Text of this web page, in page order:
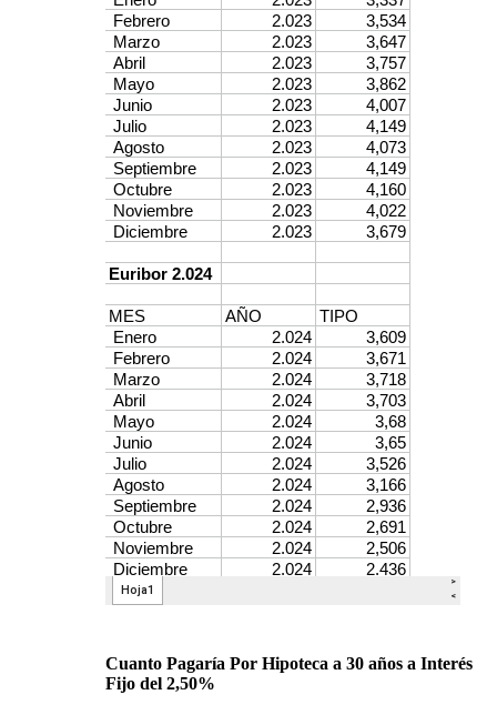
Cuanto Pagaría Por Hipoteca a 30 años a Interés
Fijo del 2,50%